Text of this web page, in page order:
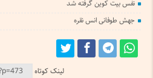
نفس بیت کوین گرفته شد
جهش طوفانی انس نقره
لینک کوتاه